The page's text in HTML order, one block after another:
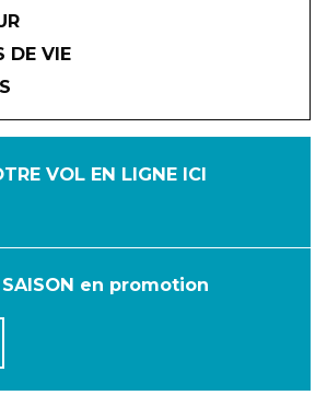
DE VIE
VOL EN LIGNE ICI
SAISON en promotion
MAI JUIN
AOÛT SEPTEMBRE